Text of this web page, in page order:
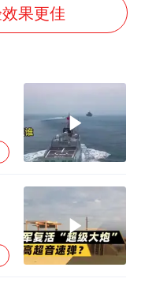
给AI
会取消
育强国建设
果更佳